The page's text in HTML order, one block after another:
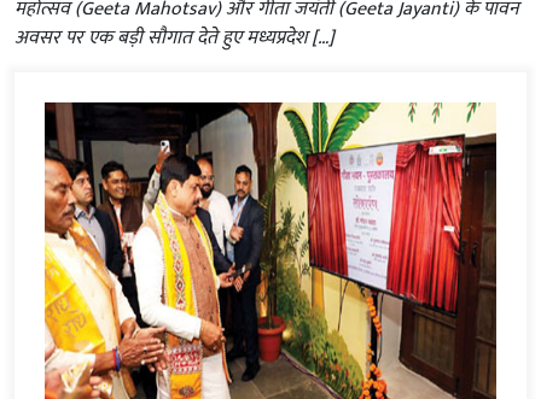
महोत्सव (Geeta Mahotsav) और गीता जयंती (Geeta Jayanti) के पावन
अवसर पर एक बड़ी सौगात देते हुए मध्यप्रदेश […]